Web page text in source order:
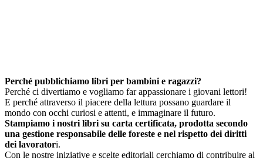
Perché pubblichiamo libri per bambini e ragazzi?
Perché ci divertiamo e vogliamo far appassionare i giovani lettori!
E perché attraverso il piacere della lettura possano guardare il
mondo con occhi curiosi e attenti, e immaginare il futuro.
Stampiamo i nostri libri su carta certificata, prodotta secondo
una gestione responsabile delle foreste e nel rispetto dei diritti
dei lavoratori.
Con le nostre iniziative e scelte editoriali cerchiamo di contribuire al